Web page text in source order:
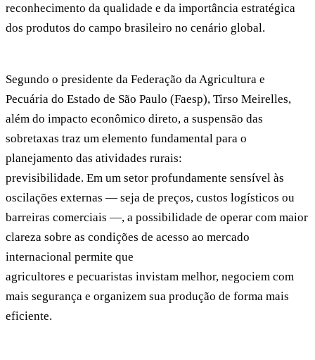
reconhecimento da qualidade e da importância estratégica
dos produtos do campo brasileiro no cenário global.
Segundo o presidente da Federação da Agricultura e
Pecuária do Estado de São Paulo (Faesp), Tirso Meirelles,
além do impacto econômico direto, a suspensão das
sobretaxas traz um elemento fundamental para o
planejamento das atividades rurais:
previsibilidade. Em um setor profundamente sensível às
oscilações externas — seja de preços, custos logísticos ou
barreiras comerciais —, a possibilidade de operar com maior
clareza sobre as condições de acesso ao mercado
internacional permite que
agricultores e pecuaristas invistam melhor, negociem com
mais segurança e organizem sua produção de forma mais
eficiente.